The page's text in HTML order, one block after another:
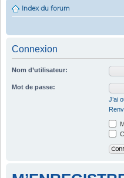
Index du forum
Connexion
Nom d’utilisateur:
Mot de passe:
J’ai